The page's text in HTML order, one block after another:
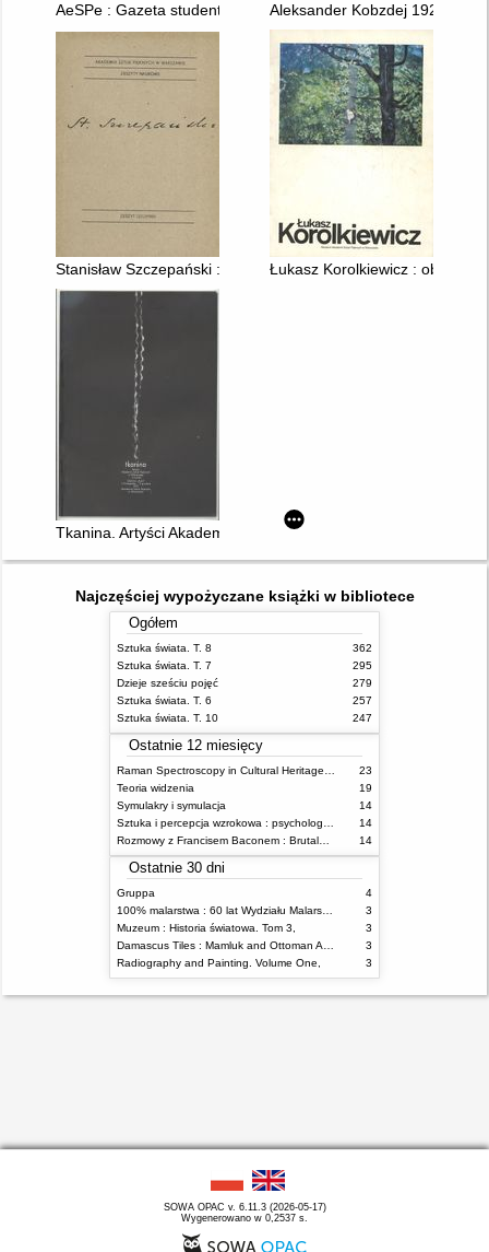
AeSPe : Gazeta studentów Akademii Sztuk Pięknych w
Aleksander Kobzdej 1920-
Stanisław Szczepański : Malarstwo, myśli, nauczanie
Łukasz Korolkiewicz : obrazy z
Tkanina. Artyści Akademii Sztuk Pięknych w Warszawie i w
Najczęściej wypożyczane książki w bibliotece
Ogółem
Sztuka świata. T. 8
362
Sztuka świata. T. 7
295
Dzieje sześciu pojęć
279
Sztuka świata. T. 6
257
Sztuka świata. T. 10
247
Ostatnie 12 miesięcy
23
Teoria widzenia
19
Symulakry i symulacja
14
14
14
Ostatnie 30 dni
Gruppa
4
3
Muzeum : Historia światowa. Tom 3,
3
3
Radiography and Painting. Volume One,
3
SOWA OPAC v. 6.11.3 (2026-05-17)
Wygenerowano w 0,2537 s.